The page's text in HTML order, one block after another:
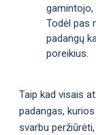
gamintojo,
Todėl pas
padangų
poreikius.
Taip kad visais
padangas,
svarbu